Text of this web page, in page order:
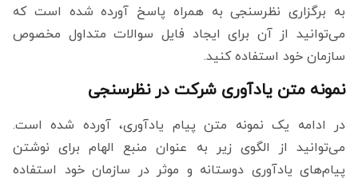
به برگزاری نظرسنجی به همراه پاسخ آورده شده است که
می‌توانید از آن برای ایجاد فایل سوالات متداول مخصوص
سازمان خود استفاده کنید.
نمونه متن یادآوری شرکت در نظرسنجی
در ادامه یک نمونه متن پیام یادآوری، آورده شده است.
می‌توانید از الگوی زیر به عنوان منبع الهام برای نوشتن
پیام‌های یادآوری دوستانه و موثر در سازمان خود استفاده